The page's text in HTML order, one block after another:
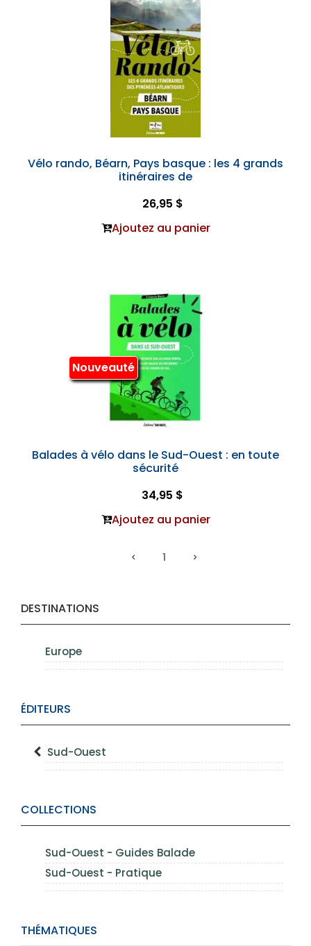
DESTINATIONS
Europe
ÉDITEURS
Sud-Ouest
COLLECTIONS
Sud-Ouest - Guides Balade
Sud-Ouest - Pratique
THÉMATIQUES
Vélo rando, Béarn, Pays basque : les 4 grands
itinéraires de
26,95 $
Ajoutez au panier
Nouveauté
Balades à vélo dans le Sud-Ouest : en toute
sécurité
34,95 $
Ajoutez au panier
1